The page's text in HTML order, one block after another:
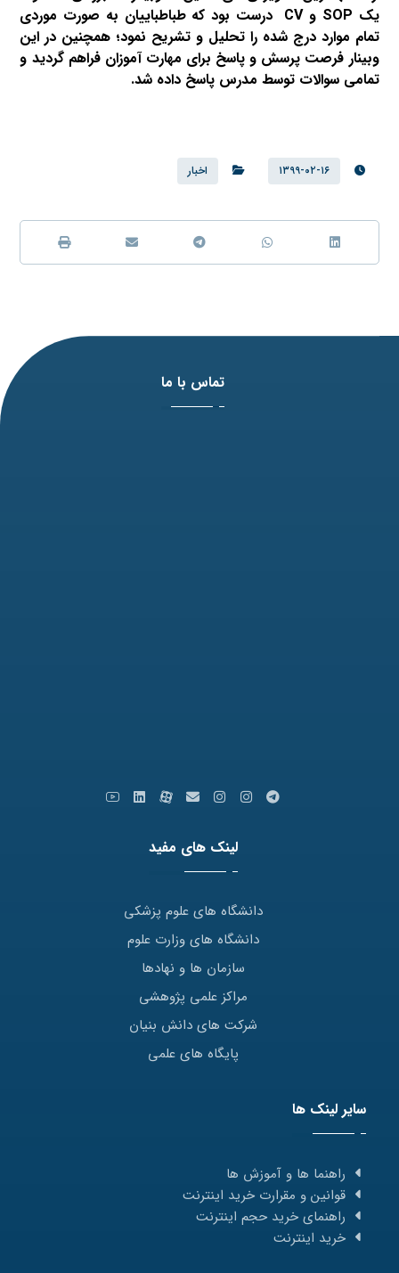
یک
CVو SOP
درست بود که طباطباییان به صورت موردی
تمام موارد درج شده را تحلیل و تشریح نمود؛ همچنین در این
وبینار فرصت پرسش و پاسخ برای مهارت آموزان فراهم گردید و
تمامی سوالات توسط مدرس پاسخ داده شد.
۱۳۹۹-۰۲-۱۶ اخبار
تماس با ما
لینک های مفید
دانشگاه های علوم پزشکی
دانشگاه های وزارت علوم
سازمان ها و نهادها
مراکز علمی پژوهشی
شرکت های دانش بنیان
پایگاه های علمی
سایر لینک ها
راهنما ها و آموزش ها
قوانین و مقرارت خرید اینترنت
راهنمای خرید حجم اینترنت
خرید اینترنت